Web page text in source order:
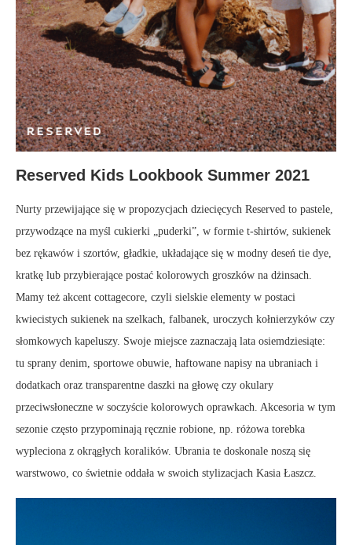
Reserved Kids Lookbook Summer 2021
Nurty przewijające się w propozycjach dziecięcych Reserved to pastele,
przywodzące na myśl cukierki „puderki”, w formie t-shirtów, sukienek
bez rękawów i szortów, gładkie, układające się w modny deseń tie dye,
kratkę lub przybierające postać kolorowych groszków na dżinsach.
Mamy też akcent cottagecore, czyli sielskie elementy w postaci
kwiecistych sukienek na szelkach, falbanek, uroczych kołnierzyków czy
słomkowych kapeluszy. Swoje miejsce zaznaczają lata osiemdziesiąte:
tu sprany denim, sportowe obuwie, haftowane napisy na ubraniach i
dodatkach oraz transparentne daszki na głowę czy okulary
przeciwsłoneczne w soczyście kolorowych oprawkach. Akcesoria w tym
sezonie często przypominają ręcznie robione, np. różowa torebka
wypleciona z okrągłych koralików. Ubrania te doskonale noszą się
warstwowo, co świetnie oddała w swoich stylizacjach Kasia Łaszcz.